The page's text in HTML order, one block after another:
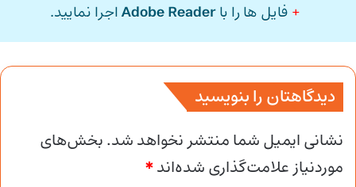
+ فایل ها را باAdobe Readerاجرا نمایید.
دیدگاهتان را بنویسید
نشانی ایمیل شما منتشر نخواهد شد.بخش‌های
موردنیاز علامت‌گذاری شده‌اند*